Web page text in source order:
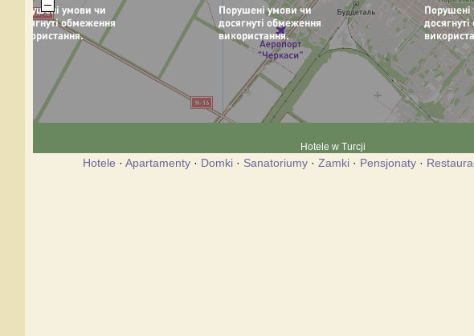
Hotele w Turcji
Hotele · Apartamenty · Domki · Sanatoriumy · Zamki · Pensjonaty ·